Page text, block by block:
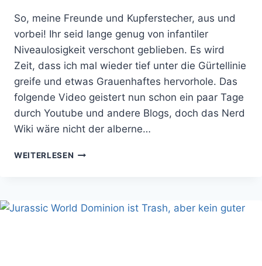
So, meine Freunde und Kupferstecher, aus und
vorbei! Ihr seid lange genug von infantiler
Niveaulosigkeit verschont geblieben. Es wird
Zeit, dass ich mal wieder tief unter die Gürtellinie
greife und etwas Grauenhaftes hervorhole. Das
folgende Video geistert nun schon ein paar Tage
durch Youtube und andere Blogs, doch das Nerd
Wiki wäre nicht der alberne…
WEITERLESEN MONTAG
FÜR